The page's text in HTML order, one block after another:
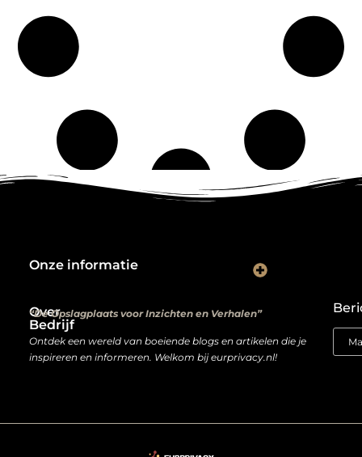
Over
Bedrijf
“De Opslagplaats voor Inzichten en Verhalen”
Ontdek een wereld van boeiende blogs en artikelen die je
inspireren en informeren. Welkom bij eurprivacy.nl!
Onze informatie